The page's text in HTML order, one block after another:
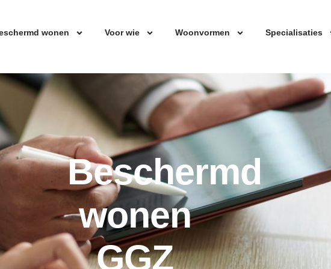
wonen Voor wie Woonvormen Specialisaties
Beschermd
wonen
GGZ